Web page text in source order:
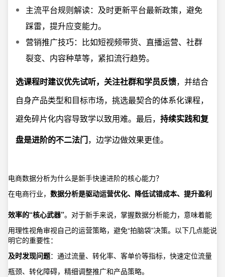
主流平台规则解读：及时更新平台最新政策，避免
踩雷，提升应变能力。
营销推广技巧：比如短视频带货、直播运营、社群
裂变、内容种草等，紧扣流行趋势。
选课程时建议优先试听，关注社群和学员反馈，并结合
自身产品类型和目标市场，挑选最契合的体系化课程，
避免碎片化内容导致学以致用难。最后， 持续实践和复
盘是进阶的不二法门，边学边做效果更佳。
电商数据分析为什么是新手快速进阶的核心能力？
在电商行业， 数据分析是驱动运营优化、降低试错成本、提升盈利
效率的“核心武器”。对于新手来说，掌握数据分析能力，意味着能
用理性视角审视自己的运营策略，避免“拍脑袋”决策。以下几点能说
明它的重要性：
及时发现问题：通过流量、转化率、客单价等指标，快速定位流量
瓶颈、转化障碍，精细调整推广和产品策略。